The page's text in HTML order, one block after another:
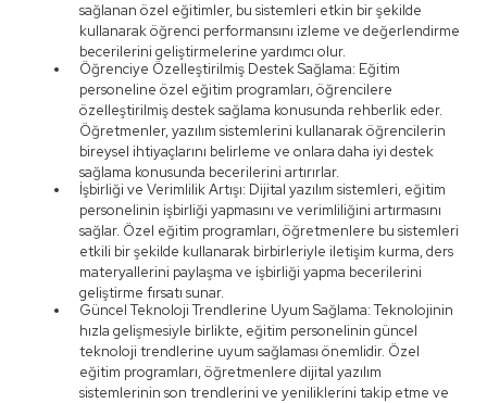
sağlanan özel eğitimler, bu sistemleri etkin bir şekilde
kullanarak öğrenci performansını izleme ve değerlendirme
becerilerini geliştirmelerine yardımcı olur.
Öğrenciye Özelleştirilmiş Destek Sağlama: Eğitim
personeline özel eğitim programları, öğrencilere
özelleştirilmiş destek sağlama konusunda rehberlik eder.
Öğretmenler, yazılım sistemlerini kullanarak öğrencilerin
bireysel ihtiyaçlarını belirleme ve onlara daha iyi destek
sağlama konusunda becerilerini artırırlar.
İşbirliği ve Verimlilik Artışı: Dijital yazılım sistemleri, eğitim
personelinin işbirliği yapmasını ve verimliliğini artırmasını
sağlar. Özel eğitim programları, öğretmenlere bu sistemleri
etkili bir şekilde kullanarak birbirleriyle iletişim kurma, ders
materyallerini paylaşma ve işbirliği yapma becerilerini
geliştirme fırsatı sunar.
Güncel Teknoloji Trendlerine Uyum Sağlama: Teknolojinin
hızla gelişmesiyle birlikte, eğitim personelinin güncel
teknoloji trendlerine uyum sağlaması önemlidir. Özel
eğitim programları, öğretmenlere dijital yazılım
sistemlerinin son trendlerini ve yeniliklerini takip etme ve